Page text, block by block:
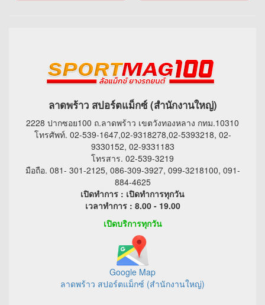
ลาดพร้าว สปอร์ตแม็กซ์ (สำนักงานใหญ่)
2228 ปากซอย100 ถ.ลาดพร้าว เขตวังทองหลาง กทม.10310
โทรศัพท์. 02-539-1647,02-9318278,02-5393218, 02-
9330152, 02-9331183
โทรสาร. 02-539-3219
มือถือ. 081- 301-2125, 086-309-3927, 099-3218100, 091-
884-4625
เปิดทำการ : เปิดทำการทุกวัน
เวลาทำการ : 8.00 - 19.00
เปิดบริการทุกวัน
Google Map
ลาดพร้าว สปอร์ตแม็กซ์ (สำนักงานใหญ่)